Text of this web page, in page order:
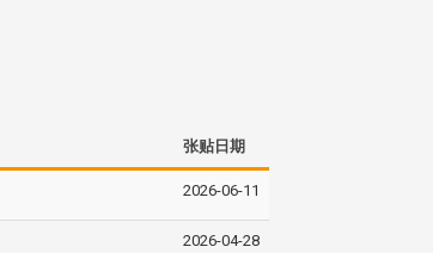
张贴日期
2026-06-11
2026-04-28